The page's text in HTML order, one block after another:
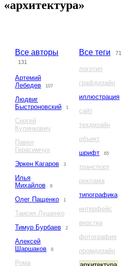
«архитектура»
Все авторы
131
Артемий
Лебедев
107
Людвиг
Быстроновский
1
Сергей
Кулинкович
Павел
Герасимчук
Эркен Кагаров
3
Илья
Михайлов
8
Олег Пащенко 1
Таисия Лушенко
Тимур Бурбаев
2
Алексей
Шаршаков
6
Рома
Все теги 71
логотип
графдизайн
иллюстрация
сайт
техдизайн
объект
шрифт
65
транспорт
реклама
типографика
интерфейс
верстка
фотография
промдизайн